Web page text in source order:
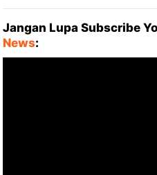
Jangan Lupa Subscribe
News: